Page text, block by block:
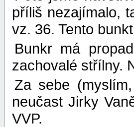
příliš nezajímalo,
vz. 36. Tento
Bunkr má
zachovalé střílny.
Za sebe
neučast Jirky
VVP.